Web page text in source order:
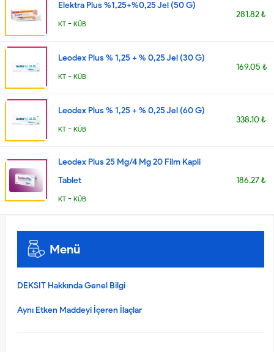
Elektra Plus %1,25+%0,25 Jel (50 G)
KT - KÜB
281.82 ₺
Leodex Plus % 1,25 + % 0,25 Jel (30 G)
KT - KÜB
169.05 ₺
Leodex Plus % 1,25 + % 0,25 Jel (60 G)
KT - KÜB
338.10 ₺
Leodex Plus 25 Mg/4 Mg 20 Film Kapli
Tablet
KT - KÜB
186.27 ₺
Menü
DEKSIT Hakkında Genel Bilgi
Aynı Etken Maddeyi İçeren İlaçlar